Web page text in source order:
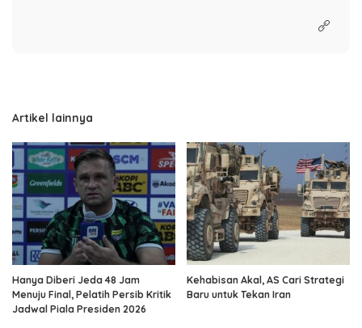
Artikel lainnya
Hanya Diberi Jeda 48 Jam
Menuju Final, Pelatih Persib Kritik
Jadwal Piala Presiden 2026
Kehabisan Akal, AS Cari Strategi
Baru untuk Tekan Iran